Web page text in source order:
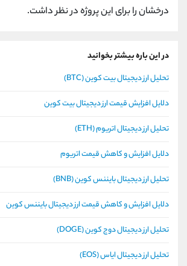
درخشان را برای این پروژه در نظر داشت.
در این باره بیشتر بخوانید
تحلیل ارز دیجیتال بیت کوین (BTC)
دلایل افزایش قیمت ارز دیجیتال بیت کوین
تحلیل ارز دیجیتال اتریوم (ETH)
دلایل افزایش و کاهش قیمت اتریوم
تحلیل ارز دیجیتال بایننس کوین (BNB)
دلایل افزایش و کاهش قیمت ارز دیجیتال بایننس کوین
تحلیل ارز دیجیتال دوج کوین (DOGE)
تحلیل ارز دیجیتال ایاس (EOS)